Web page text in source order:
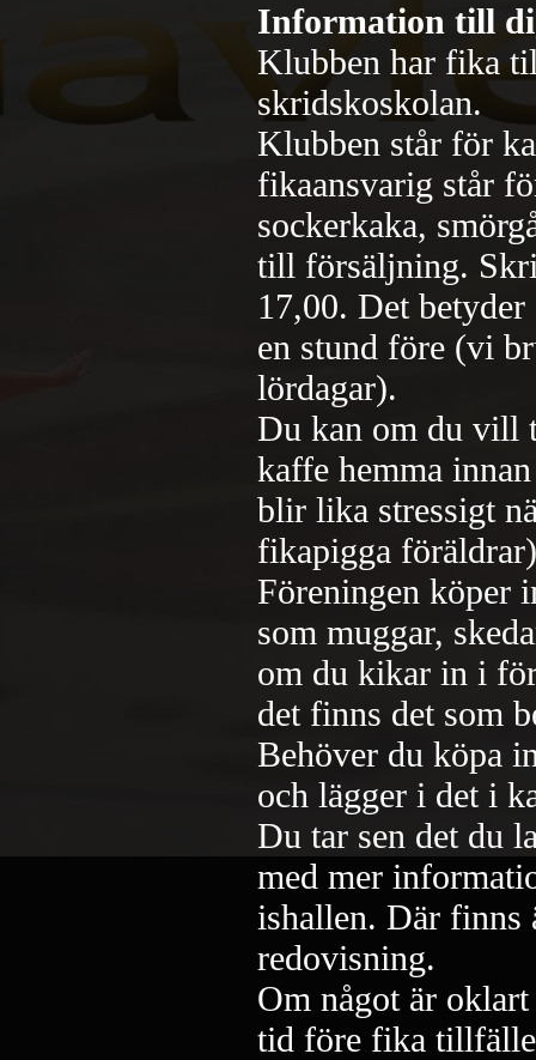
Information till
Klubben har fika
skridskoskolan.
Klubben står för
fikaansvarig står
sockerkaka,
till försäljning.
17,00. Det
en stund före (vi
lördagar).
Du kan om du vill
kaffe hemma
blir lika stressigt
fikapigga
Föreningen köper
som muggar,
om du kikar in i
det finns det som
Behöver du köpa
och lägger i det i
Du tar sen det du
med mer
ishallen. Där finns
redovisning.
Om något är
tid före fika